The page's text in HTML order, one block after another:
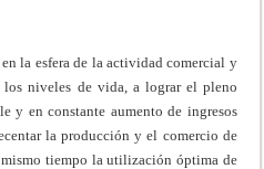
la esfera de la actividad comercial y
los niveles de vida, a lograr el pleno
y en constante aumento de ingresos
la producción y el comercio de
tiempo la utilización óptima de